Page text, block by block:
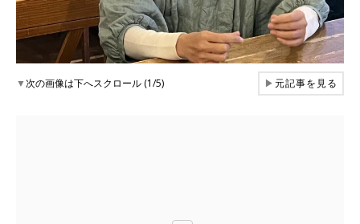
▼次の画像は下へスクロール (1/5) ▶元記事を見る